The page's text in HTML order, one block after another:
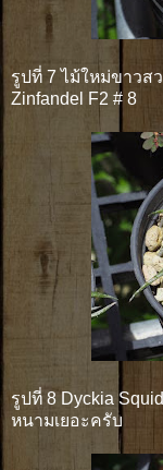
รูปที่ 7 ไม้ใหม่ขาวส
Zinfandel F2 # 8
รูปที่ 8 Dyckia
หนามเยอะครับ